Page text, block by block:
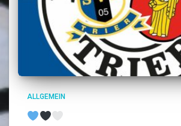
ALLGEMEIN